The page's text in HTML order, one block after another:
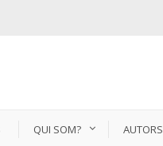
QUI SOM? AUTORS